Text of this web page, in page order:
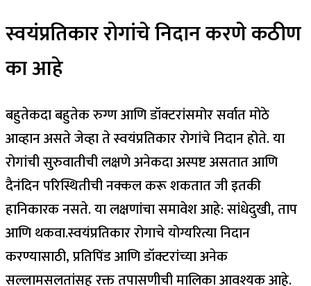
स्वयंप्रतिकार रोगांचे निदान करणे कठीण
का आहे
बहुतेकदा बहुतेक रुग्ण आणि डॉक्टरांसमोर सर्वात मोठे
आव्हान असते जेव्हा ते स्वयंप्रतिकार रोगांचे निदान होते. या
रोगांची सुरुवातीची लक्षणे अनेकदा अस्पष्ट असतात आणि
दैनंदिन परिस्थितीची नक्कल करू शकतात जी इतकी
हानिकारक नसते. या लक्षणांचा समावेश आहे: सांधेदुखी, ताप
आणि थकवा.स्वयंप्रतिकार रोगाचे योग्यरित्या निदान
करण्यासाठी, प्रतिपिंड आणि डॉक्टरांच्या अनेक
सल्लामसलतांसह रक्त तपासणीची मालिका आवश्यक आहे.